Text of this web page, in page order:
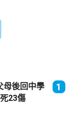
母後回中學
23傷
1